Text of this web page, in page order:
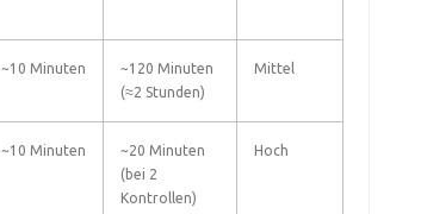
~10 Minuten
~120 Minuten
(≈2 Stunden)
Mittel
~10 Minuten
~20 Minuten
(bei 2
Kontrollen)
Hoch